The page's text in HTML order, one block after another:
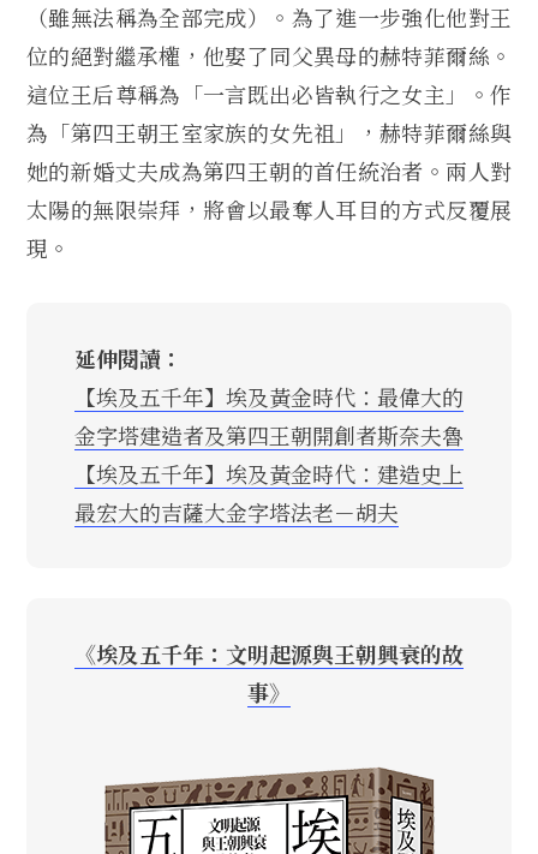
（雖無法稱為全部完成）。為了進一步強化他對王
位的絕對繼承權，他娶了同父異母的赫特菲爾絲。
這位王后尊稱為「一言既出必皆執行之女主」。作
為「第四王朝王室家族的女先祖」，赫特菲爾絲與
她的新婚丈夫成為第四王朝的首任統治者。兩人對
太陽的無限崇拜，將會以最奪人耳目的方式反覆展
現。
延伸閱讀：
【埃及五千年】埃及黃金時代：最偉大的
金字塔建造者及第四王朝開創者斯奈夫魯
【埃及五千年】埃及黃金時代：建造史上
最宏大的吉薩大金字塔法老－胡夫
《埃及五千年：文明起源與王朝興衰的故
事》